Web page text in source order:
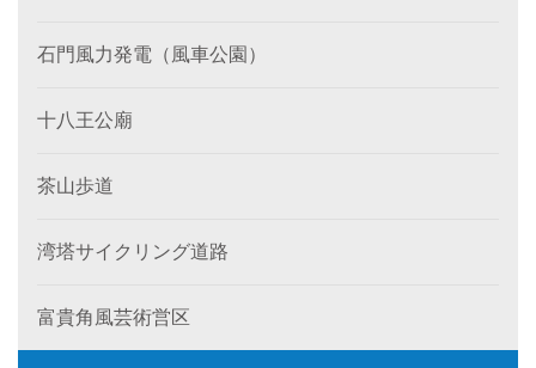
石門風力発電（風車公園）
十八王公廟
茶山歩道
湾塔サイクリング道路
富貴角風芸術営区